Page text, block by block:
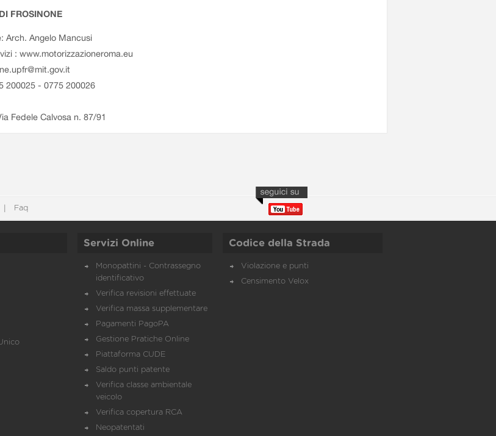
FROSINONE
Arch. Angelo Mancusi
: www.motorizzazioneroma.eu
200025 - 0775 200026
Fedele Calvosa n. 87/91
Faq
Servizi Online
Monopattini - Contrassegno
identificativo
Verifica revisioni effettuate
Verifica massa supplementare
Pagamenti PagoPA
Gestione Pratiche Online
Piattaforma CUDE
Saldo punti patente
Verifica classe ambientale
veicolo
Verifica copertura RCA
Neopatentati
Codice della Strada
Violazione e punti
Censimento Velox